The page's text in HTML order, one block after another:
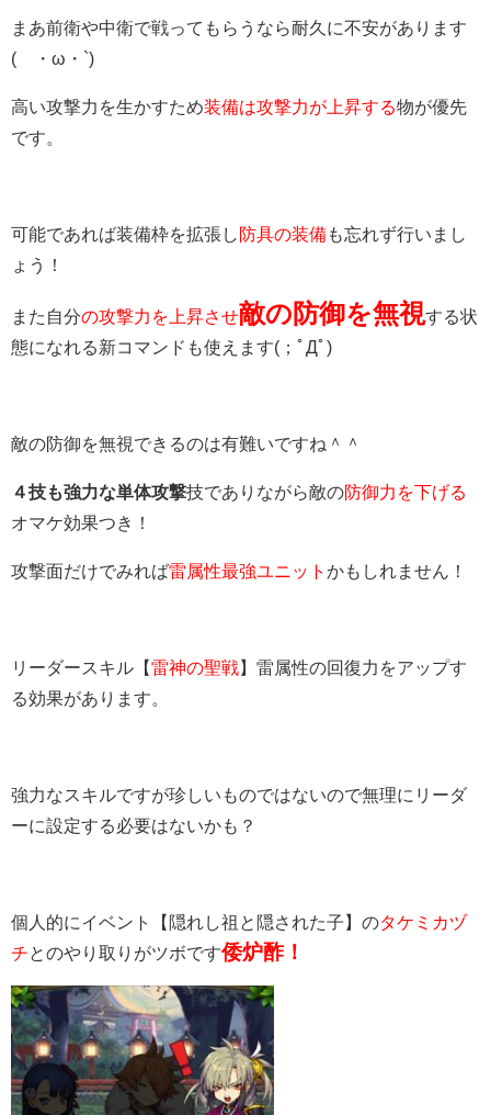
まあ前衛や中衛で戦ってもらうなら耐久に不安があります
(´・ω・`)
高い攻撃力を生かすため装備は攻撃力が上昇する物が優先
です。
可能であれば装備枠を拡張し 防具の装備も忘れず行いまし
ょう！
また自分の攻撃力を上昇させ敵の防御を無視する状
態になれる新コマンドも使えます(；ﾟДﾟ)
敵の防御を無視できるのは有難いですね＾＾
４技も強力な単体攻撃技でありながら敵の防御力を下げる
オマケ効果つき！
攻撃面だけでみれば雷属性最強ユニット かもしれません！
リーダースキル【雷神の聖戦】雷属性の回復力をアップす
る効果があります。
強力なスキルですが珍しいものではないので無理にリーダ
ーに設定する必要はないかも？
個人的にイベント【隠れし祖と隠された子】のタケミカヅ
チ とのやり取りがツボです倭炉酢！